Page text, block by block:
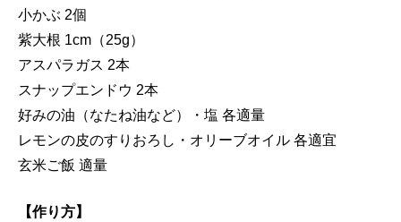
小かぶ 2個
紫大根 1cm（25g）
アスパラガス 2本
スナップエンドウ 2本
好みの油（なたね油など）・塩 各適量
レモンの皮のすりおろし・オリーブオイル 各適宜
玄米ご飯 適量
【作り方】